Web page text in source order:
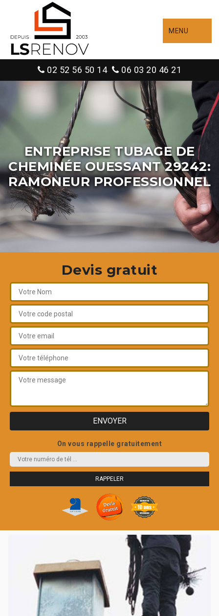
MENU
02 52 56 50 14 06 03 20 46 21
ENTREPRISE TUBAGE DE
CHEMINÉE OUESSANT 29242:
RAMONEUR PROFESSIONNEL
Devis gratuit
On vous rappelle gratuitement